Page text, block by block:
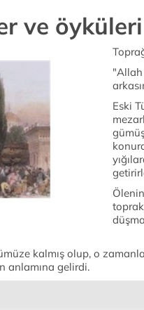
ve
Eski
kalmış olup, o
anlamına gelirdi.